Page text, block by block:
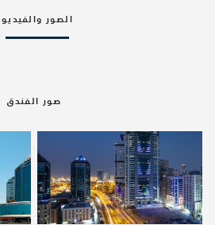
الصور والفيديو
صور الفندق